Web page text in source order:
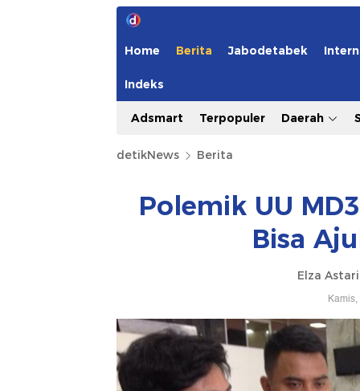
Home Berita Jabodetabek
Indeks
Adsmart Terpopuler Daerah
detikNews Berita
Polemik UU
Bisa
Elza